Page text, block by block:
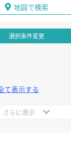
地図で検索
選択条件変更
て表示する
さらに表示